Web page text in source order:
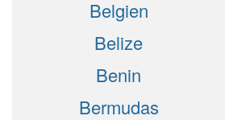
Belgien
Belize
Benin
Bermudas